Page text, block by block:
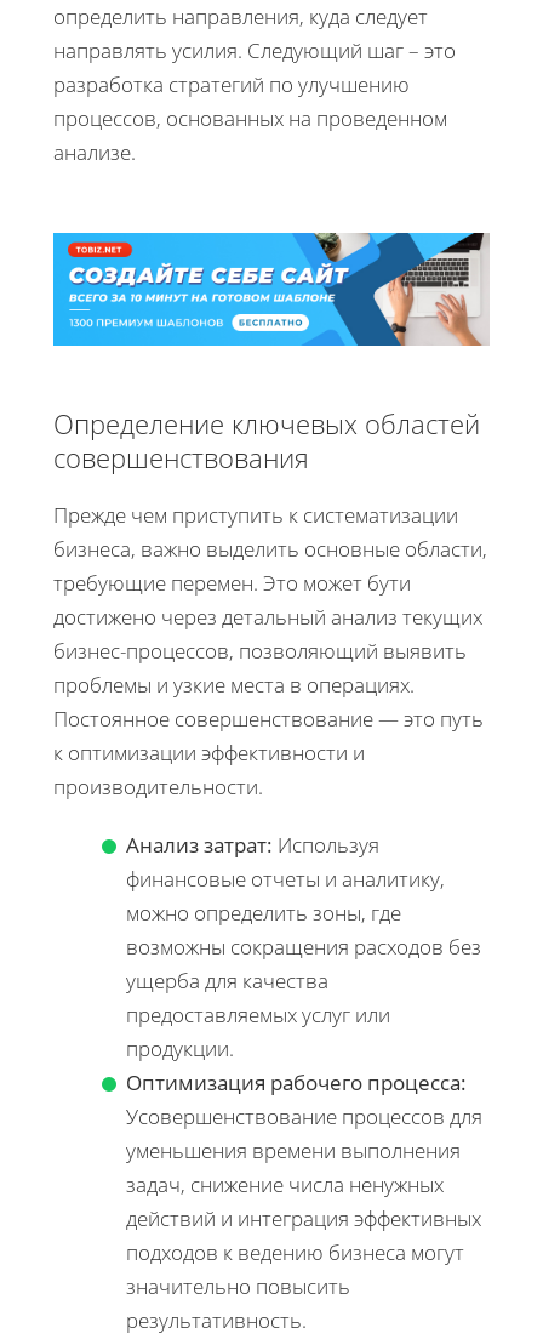
определить направления, куда следует
направлять усилия. Следующий шаг – это
разработка стратегий по улучшению
процессов, основанных на проведенном
анализе.
Определение ключевых областей
совершенствования
Прежде чем приступить к систематизации
бизнеса, важно выделить основные области,
требующие перемен. Это может бути
достижено через детальный анализ текущих
бизнес-процессов, позволяющий выявить
проблемы и узкие места в операциях.
Постоянное совершенствование — это путь
к оптимизации эффективности и
производительности.
Анализ затрат: Используя
финансовые отчеты и аналитику,
можно определить зоны, где
возможны сокращения расходов без
ущерба для качества
предоставляемых услуг или
продукции.
Оптимизация рабочего процесса:
Усовершенствование процессов для
уменьшения времени выполнения
задач, снижение числа ненужных
действий и интеграция эффективных
подходов к ведению бизнеса могут
значительно повысить
результативность.